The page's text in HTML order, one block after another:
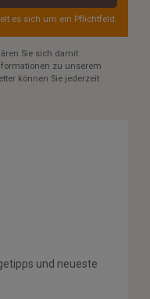
es sich um ein Pflichtfeld.
Sie sich damit
zu unserem
können Sie jederzeit
und neueste